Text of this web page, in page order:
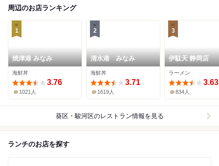
周辺のお店ランキング
1
焼津港 みなみ
海鮮丼
3.76
1021人
2
清水港 みなみ
海鮮丼
3.71
1619人
3
伊駄天 静岡店
ラーメン
3.63
834人
葵区・駿河区のレストラン情報を見る
ランチのお店を探す